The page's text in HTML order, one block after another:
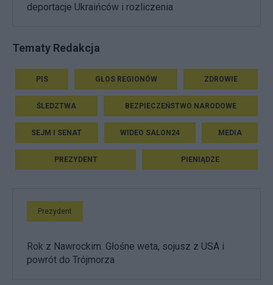
deportacje Ukraińców i rozliczenia
Tematy Redakcja
PIS GŁOS REGIONÓW ZDROWIE
ŚLEDZTWA BEZPIECZEŃSTWO NARODOWE
SEJM I SENAT WIDEO SALON24 MEDIA
PREZYDENT PIENIĄDZE
Prezydent
Rok z Nawrockim. Głośne weta, sojusz z USA i
powrót do Trójmorza